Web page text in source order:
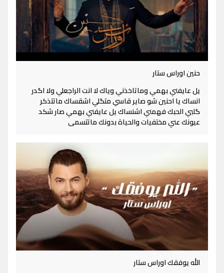
حنين اوراس ستار
يل عايفني بهمي وماتاخذني وياك لا انت الراجعلي ولا اگدر
انساك يا احنين شو صاير قاسي متگلي اشقساك ماتتذكر
گلبي الحبك فهمني اشنساك يل عايفني بهمي صار شكد
عيونك عني مختفيات والحياة بدونك ماتتسمى
الله يوفقك اوراس ستار